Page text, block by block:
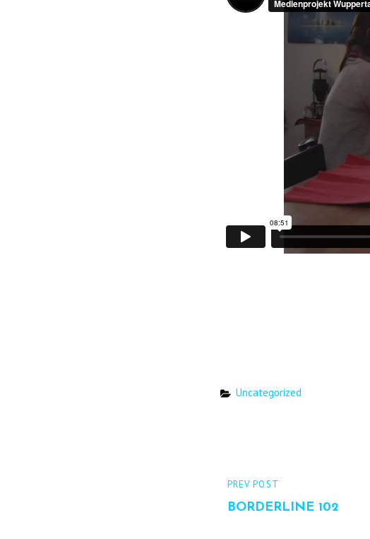
Categories
Uncategorized
Beitrags-
Navigation
PREVIOUS
POST
PREV POST
BORDERLINE 102